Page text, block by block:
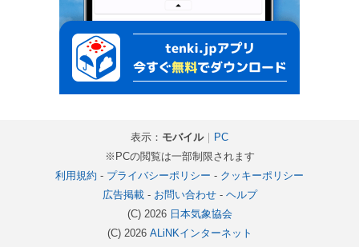
表示： モバイル｜
PC
※PCの閲覧は一部制限されます
利用規約 - プライバシーポリシー - クッキーポリシー
広告掲載- お問い合わせ- ヘルプ
(C) 2026 日本気象協会
(C) 2026 ALiNKインターネット